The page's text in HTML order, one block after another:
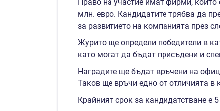
Право на участие имат фирми, които
млн. евро. Кандидатите трябва да
за развитието на компанията през
Журито ще определи победители в
като могат да бъдат присъдени и
Наградите ще бъдат връчени на
Таков ще връчи едно от отличията в
Крайният срок за кандидатстване е